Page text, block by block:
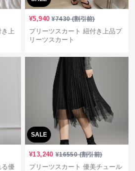
上
¥5,940 ¥7430(割引前)
プリーツスカート 紐付き上品プ
リーツスカート
る優
SALE
¥13,240 ¥16550(割引前)
プリーツスカート 優美チュール